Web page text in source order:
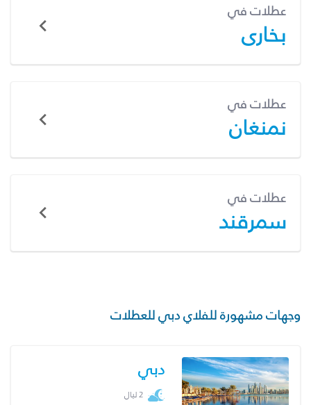
عطلات في
بخارى
عطلات في
نمنغان
عطلات في
سمرقند
وجهات مشهورة للفلاي دبي للعطلات
دبي
2 ليال